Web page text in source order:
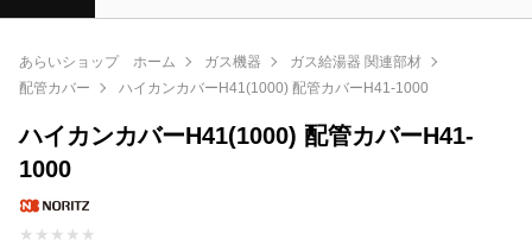
あらいショップ ホーム ガス機器
ガス給湯器 関連部材
配管カバー
ハイカンカバーH41(1000) 配管カバーH41-1000
ハイカンカバーH41(1000) 配管カバーH41-
1000
★ ★ ★ ★ ★